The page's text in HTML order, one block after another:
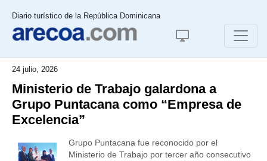
Diario turístico de la República Dominicana
24 julio, 2026
Ministerio de Trabajo galardona a
Grupo Puntacana como “Empresa de
Excelencia”
Grupo Puntacana fue reconocido por el
Ministerio de Trabajo por tercer año consecutivo